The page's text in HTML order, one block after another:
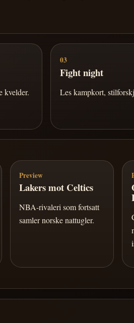
kvelder.
03
Fight night
Les kampkort,
Preview
Lakers mot Celtics
NBA-rivaleri som fortsatt
samler norske nattugler.